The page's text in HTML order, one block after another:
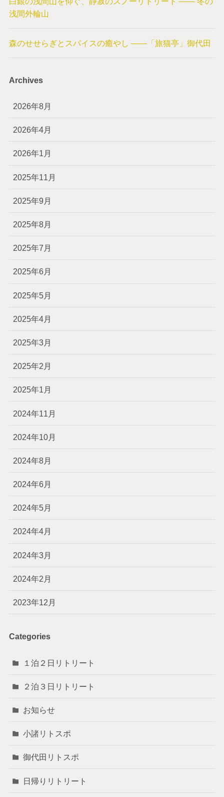
浅間外輪山
森のせせらぎとスパイスの癒やし ——「旅猫亭」御代田
Archives
2026年8月
2026年4月
2026年1月
2025年11月
2025年9月
2025年8月
2025年7月
2025年6月
2025年5月
2025年4月
2025年3月
2025年2月
2025年1月
2024年11月
2024年10月
2024年8月
2024年6月
2024年5月
2024年4月
2024年3月
2024年2月
2023年12月
Categories
１泊２日リトリート
２泊３日リトリート
お知らせ
小諸リトスポ
御代田リトスポ
日帰りリトリート